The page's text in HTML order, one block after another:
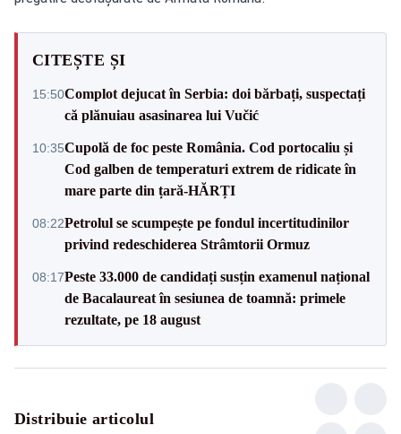
CITEȘTE ȘI
15:50Complot dejucat în Serbia: doi bărbați, suspectați
că plănuiau asasinarea lui Vučić
10:35Cupolă de foc peste România. Cod portocaliu și
Cod galben de temperaturi extrem de ridicate în
mare parte din țară-HĂRȚI
08:22Petrolul se scumpește pe fondul incertitudinilor
privind redeschiderea Strâmtorii Ormuz
08:17Peste 33.000 de candidați susțin examenul național
de Bacalaureat în sesiunea de toamnă: primele
rezultate, pe 18 august
Distribuie articolul